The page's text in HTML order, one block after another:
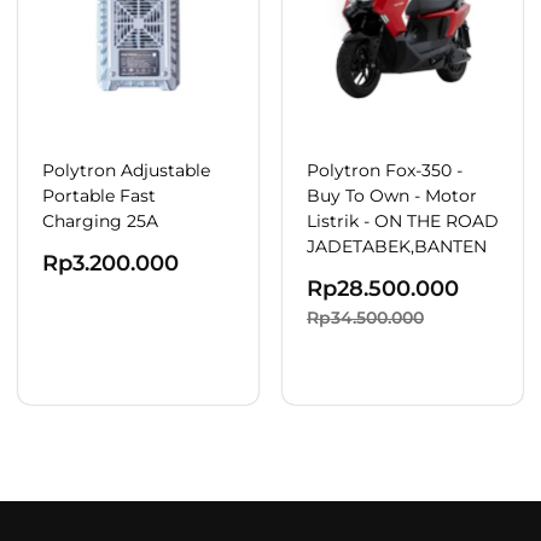
Polytron Adjustable
Portable Fast
Charging 25A
Rp3.200.000
Polytron Fox-350 -
Buy To Own - Motor
Listrik - ON THE ROAD
JADETABEK,BANTEN
Rp28.500.000
Rp34.500.000